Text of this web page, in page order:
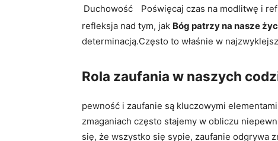
Duchowość
Poświęcaj czas na modlitwę i
refleksja nad tym, jak Bóg patrzy na nasze
determinacją.Często to właśnie w
Rola zaufania w naszych
pewność i zaufanie są kluczowymi
zmaganiach często stajemy w obliczu
się, że wszystko się sypie, zaufanie odgrywa